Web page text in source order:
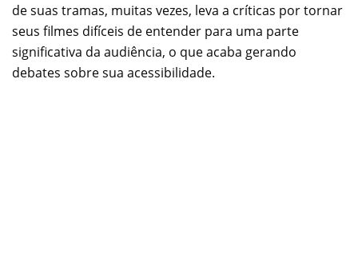
de suas tramas, muitas vezes, leva a críticas por tornar
seus filmes difíceis de entender para uma parte
significativa da audiência, o que acaba gerando
debates sobre sua acessibilidade.